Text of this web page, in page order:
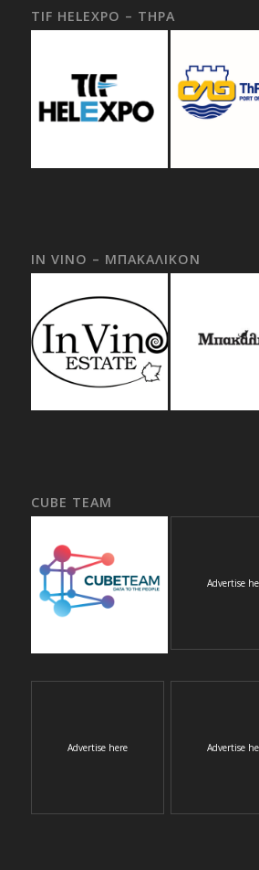
TIF HELEXPO – THPA
IN VINO – ΜΠΑΚΑΛΙΚΟΝ
CUBE TEAM
Advertise
Advertise here Advertise